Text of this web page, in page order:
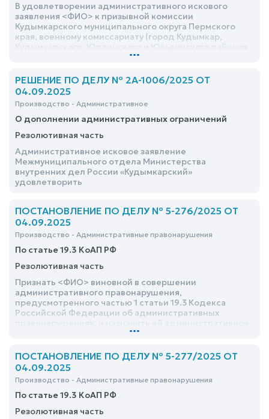
В удовлетворении административного искового
заявления <ФИО> к призывной комиссии
Кудымкарского муниципального округа Пермского
края, военному комиссариату (город Кудымкар,
Пермского края), Федеральному казенному
военному комиссару военного комиссариата (город
Кудымкар, Кудымкарского, Юрлинского и
Юсьвинского районов Пермского края) <ФИО> о
признании незаконными действий о вызове на
призывные мероприятия, проведении медицинского
период действия отсрочки, как противоречащих
действующему законодательству, по выдаче
повестки на отправку к месту прохождения военной
службы на <дата>, признании незаконным решения о
призыве на военную службу, признании незаконным
бездействия в части игнорирования жалоб, невыдаче
отказать
...
РЕШЕНИЕ ПО ДЕЛУ № 2А-1006/2025 ОТ
04.09.2025
Производство - Административное
О дополнении административных ограничений
Резолютивная часть
Административное исковое заявление
Межмуниципального отдела Министерства
внутренних дел России «Кудымкарский»
удовлетворить
ПОСТАНОВЛЕНИЕ ПО ДЕЛУ № 5-276/2025 ОТ
04.09.2025
Производство - Административные правонарушения
По статье 19.3 КоАП РФ
Резолютивная часть
Признать <ФИО> виновной в совершении
административного правонарушения,
предусмотренного частью 1 статьи 19.3 Кодекса
Российской Федерации об административных
наказание в виде административного штрафа в
...
ПОСТАНОВЛЕНИЕ ПО ДЕЛУ № 5-277/2025 ОТ
04.09.2025
Производство - Административные правонарушения
По статье 19.3 КоАП РФ
Резолютивная часть